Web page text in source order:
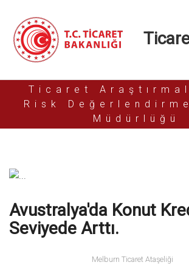
Ticaret
Risk
Müdürlüğü
Avustralya'da Konut
Seviyede Arttı.
Melburn Ticaret Ataşeliği